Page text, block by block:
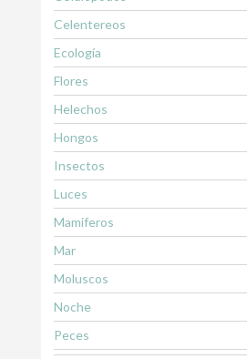
Celentereos
Ecología
Flores
Helechos
Hongos
Insectos
Luces
Mamiferos
Mar
Moluscos
Noche
Peces